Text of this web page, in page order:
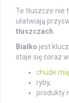
Te tłuszcze nie
ułatwiają
tłuszczach
Białko jest
staje się coraz
chude
ryby,
produkty